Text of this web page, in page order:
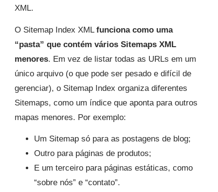
XML.
O Sitemap Index XML funciona como uma
“pasta” que contém vários Sitemaps XML
menores. Em vez de listar todas as URLs em um
único arquivo (o que pode ser pesado e difícil de
gerenciar), o Sitemap Index organiza diferentes
Sitemaps, como um índice que aponta para outros
mapas menores. Por exemplo:
Um Sitemap só para as postagens de blog;
Outro para páginas de produtos;
E um terceiro para páginas estáticas, como
“sobre nós” e “contato”.